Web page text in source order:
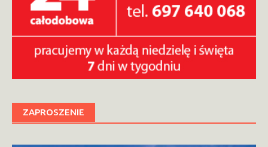
ZAPROSZENIE